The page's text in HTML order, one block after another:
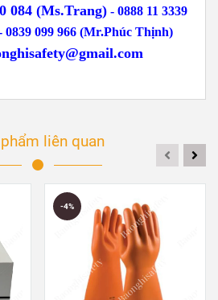
084 (Ms.Trang) - 0888 11 3339
0839 099 966 (Mr.Phúc Thịnh)
liên quan
-4%